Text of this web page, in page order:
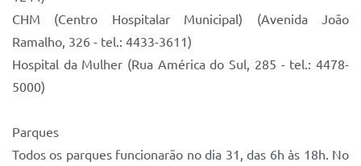
CHM (Centro Hospitalar Municipal) (Avenida João
Ramalho, 326 - tel.: 4433-3611)
Hospital da Mulher (Rua América do Sul, 285 - tel.: 4478-
5000)
Parques
Todos os parques funcionarão no dia 31, das 6h às 18h. No